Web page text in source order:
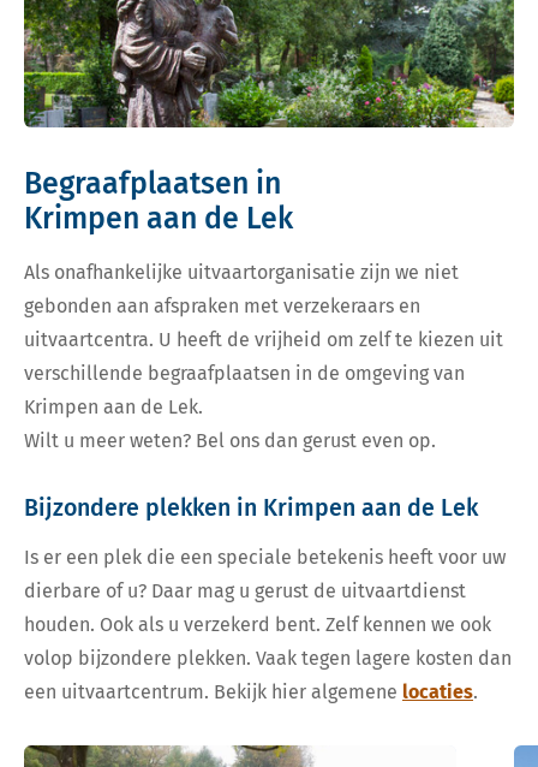
Begraafplaatsen in
Krimpen aan de Lek
Als onafhankelijke uitvaartorganisatie zijn we niet
gebonden aan afspraken met verzekeraars en
uitvaartcentra. U heeft de vrijheid om zelf te kiezen uit
verschillende begraafplaatsen in de omgeving van
Krimpen aan de Lek.
Wilt u meer weten? Bel ons dan gerust even op.
Bijzondere plekken in Krimpen aan de Lek
Is er een plek die een speciale betekenis heeft voor uw
dierbare of u? Daar mag u gerust de uitvaartdienst
houden. Ook als u verzekerd bent. Zelf kennen we ook
volop bijzondere plekken. Vaak tegen lagere kosten dan
een uitvaartcentrum. Bekijk hier algemene locaties.